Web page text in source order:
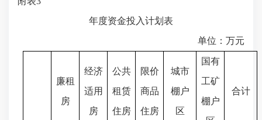
年度资金投入计划表
单位：万元
廉租
房
经济
适用
房
公共
租赁
住房
限价
商品
住房
城市
棚户
区
国有
工矿
棚户
合计